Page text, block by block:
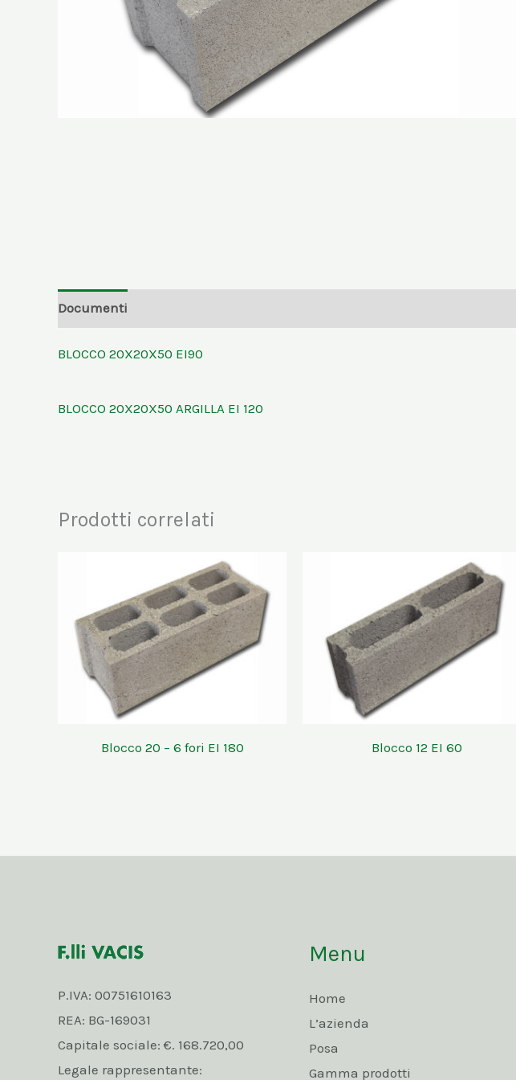
Documenti
BLOCCO 20X20X50 EI90
BLOCCO 20X20X50 ARGILLA EI 120
Prodotti correlati
Blocco 20 – 6 fori EI 180 Blocco 12 EI 60
P.IVA: 00751610163
REA: BG-169031
Capitale sociale: €. 168.720,00
Legale rappresentante:
Menu
Home
L’azienda
Posa
Gamma prodotti